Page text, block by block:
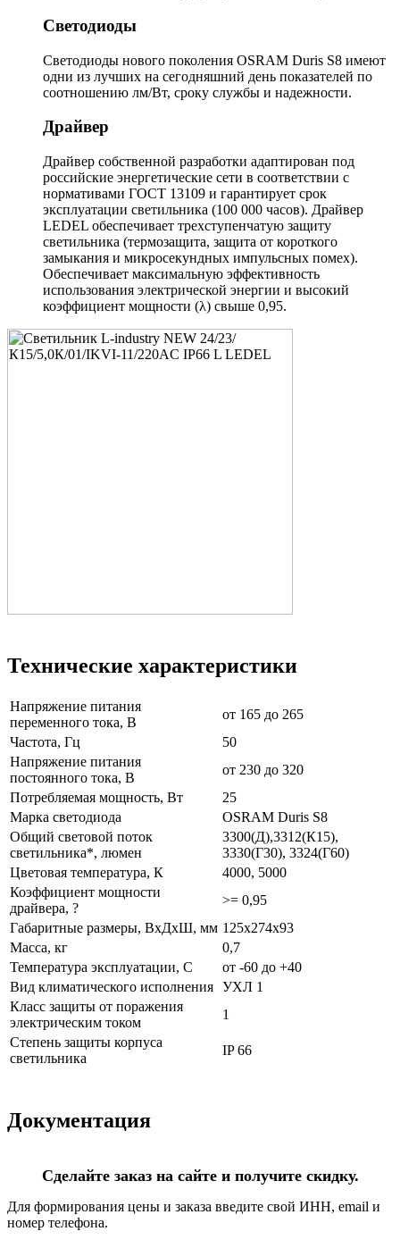
Светодиоды
Светодиоды нового поколения OSRAM Duris S8 имеют
одни из лучших на сегодняшний день показателей по
соотношению лм/Вт, сроку службы и надежности.
Драйвер
Драйвер собственной разработки адаптирован под
российские энергетические сети в соответствии с
нормативами ГОСТ 13109 и гарантирует срок
эксплуатации светильника (100 000 часов). Драйвер
LEDEL обеспечивает трехступенчатую защиту
светильника (термозащита, защита от короткого
замыкания и микросекундных импульсных помех).
Обеспечивает максимальную эффективность
использования электрической энергии и высокий
коэффициент мощности (λ) свыше 0,95.
Технические характеристики
Напряжение питания
переменного тока, В
от 165 до 265
Частота, Гц
50
Напряжение питания
постоянного тока, В
от 230 до 320
Потребляемая мощность, Вт
25
Марка светодиода
OSRAM Duris S8
Общий световой поток
светильника*, люмен
3300(Д),3312(К15),
3330(Г30), 3324(Г60)
Цветовая температура, К
4000, 5000
Коэффициент мощности
драйвера, ?
>= 0,95
Габаритные размеры, ВхДхШ, мм 125х274х93
Масса, кг
0,7
Температура эксплуатации, С
от -60 до +40
Вид климатического исполнения УХЛ 1
Класс защиты от поражения
электрическим током
1
Степень защиты корпуса
светильника
IP 66
Документация
Сделайте заказ на сайте и получите скидку.
Для формирования цены и заказа введите свой ИНН, email и
номер телефона.